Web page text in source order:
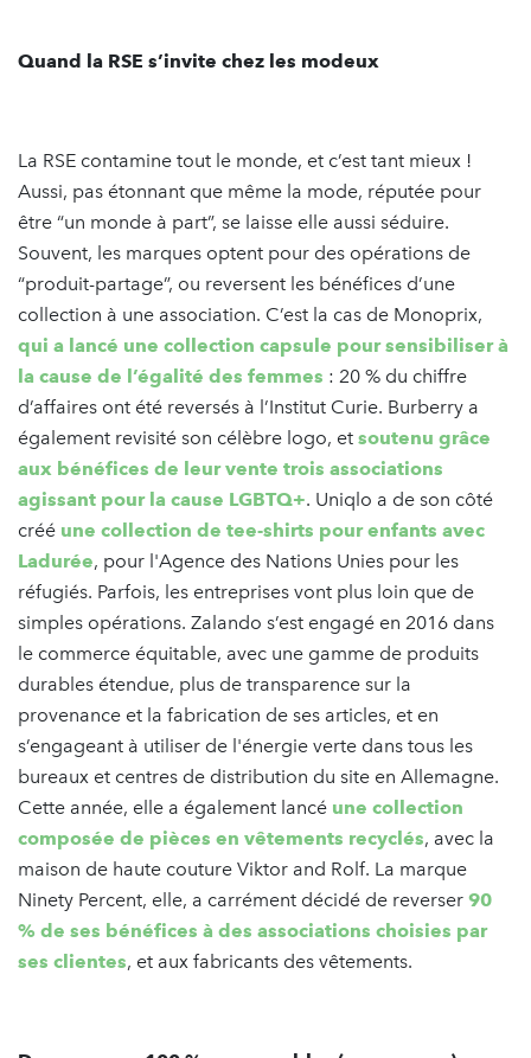
Quand la RSE s’invite chez les modeux
La RSE contamine tout le monde, et c’est tant mieux !
Aussi, pas étonnant que même la mode, réputée pour
être “un monde à part”, se laisse elle aussi séduire.
Souvent, les marques optent pour des opérations de
“produit-partage”, ou reversent les bénéfices d’une
collection à une association. C’est la cas de Monoprix,
qui a lancé une collection capsule pour sensibiliser à
la cause de l’égalité des femmes : 20 % du chiffre
d’affaires ont été reversés à l’Institut Curie. Burberry a
également revisité son célèbre logo, et soutenu grâce
aux bénéfices de leur vente trois associations
agissant pour la cause LGBTQ+. Uniqlo a de son côté
créé une collection de tee-shirts pour enfants avec
Ladurée, pour l'Agence des Nations Unies pour les
réfugiés. Parfois, les entreprises vont plus loin que de
simples opérations. Zalando s’est engagé en 2016 dans
le commerce équitable, avec une gamme de produits
durables étendue, plus de transparence sur la
provenance et la fabrication de ses articles, et en
s’engageant à utiliser de l'énergie verte dans tous les
bureaux et centres de distribution du site en Allemagne.
Cette année, elle a également lancé une collection
composée de pièces en vêtements recyclés, avec la
maison de haute couture Viktor and Rolf. La marque
Ninety Percent, elle, a carrément décidé de reverser 90
% de ses bénéfices à des associations choisies par
ses clientes, et aux fabricants des vêtements.